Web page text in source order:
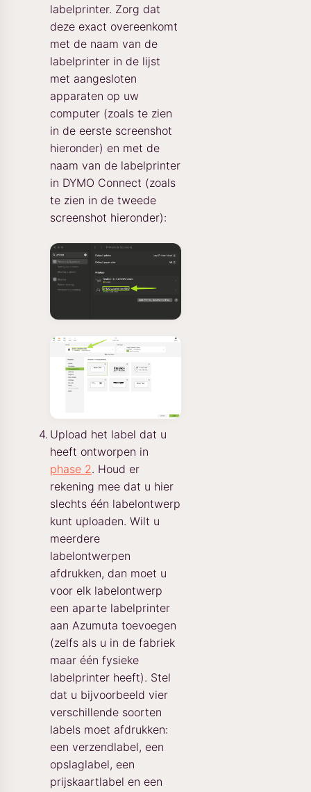
labelprinter. Zorg dat
deze exact overeenkomt
met de naam van de
labelprinter in de lijst
met aangesloten
apparaten op uw
computer (zoals te zien
in de eerste screenshot
hieronder) en met de
naam van de labelprinter
in DYMO Connect (zoals
te zien in de tweede
screenshot hieronder):
Upload het label dat u
heeft ontworpen in
phase 2. Houd er
rekening mee dat u hier
slechts één labelontwerp
kunt uploaden. Wilt u
meerdere
labelontwerpen
afdrukken, dan moet u
voor elk labelontwerp
een aparte labelprinter
aan Azumuta toevoegen
(zelfs als u in de fabriek
maar één fysieke
labelprinter heeft). Stel
dat u bijvoorbeeld vier
verschillende soorten
labels moet afdrukken:
een verzendlabel, een
opslaglabel, een
prijskaartlabel en een